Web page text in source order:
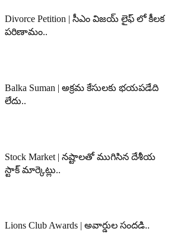
Divorce Petition | సీఎం విజయ్ లైఫ్ లో కీలక
పరిణామం..
Balka Suman | అక్రమ కేసులకు భయపడేది
లేదు..
Stock Market | నష్టాలతో ముగిసిన దేశీయ
స్టాక్ మార్కెట్లు..
Lions Club Awards | అవార్డుల సందడి..